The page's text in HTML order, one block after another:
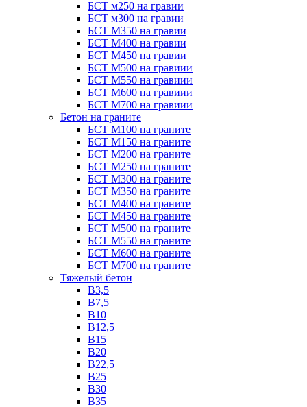
БСТ м250 на гравии
БСТ м300 на гравии
БСТ М350 на гравии
БСТ М400 на гравии
БСТ М450 на гравии
БСТ М500 на гравиии
БСТ М550 на гравиии
БСТ М600 на гравиии
БСТ М700 на гравиии
Бетон на граните
БСТ М100 на граните
БСТ М150 на граните
БСТ М200 на граните
БСТ М250 на граните
БСТ М300 на граните
БСТ М350 на граните
БСТ М400 на граните
БСТ М450 на граните
БСТ М500 на граните
БСТ М550 на граните
БСТ М600 на граните
БСТ М700 на граните
Тяжелый бетон
В3,5
B7,5
В10
В12,5
B15
B20
В22,5
В25
B30
В35